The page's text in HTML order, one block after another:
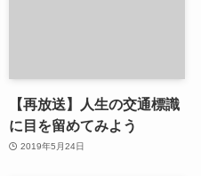
【再放送】人生の交通標識
に目を留めてみよう
2019年5月24日